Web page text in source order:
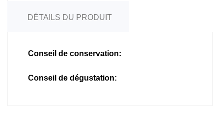
DÉTAILS DU PRODUIT
Conseil de conservation:
Conseil de dégustation: